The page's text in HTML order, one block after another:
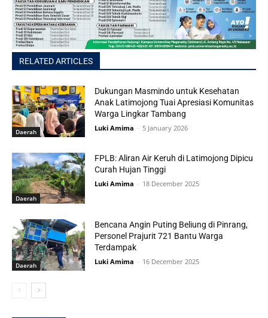
RELATED ARTICLES
Daerah
Dukungan Masmindo untuk Kesehatan
Anak Latimojong Tuai Apresiasi Komunitas
Warga Lingkar Tambang
Luki Amima - 5 January 2026
Daerah
FPLB: Aliran Air Keruh di Latimojong Dipicu
Curah Hujan Tinggi
Luki Amima - 18 December 2025
Daerah
Bencana Angin Puting Beliung di Pinrang,
Personel Prajurit 721 Bantu Warga
Terdampak
Luki Amima - 16 December 2025